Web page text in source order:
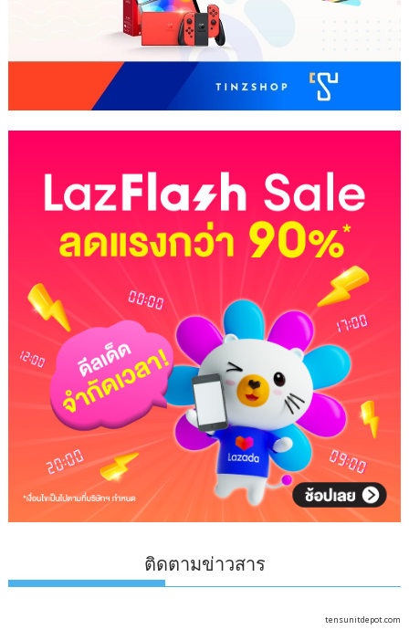
ติดตามข่าวสาร
tensunitdepot.com